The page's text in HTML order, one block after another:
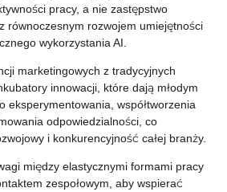
pracy, a nie zastępstwo
równoczesnym rozwojem umiejętności
wykorzystania AI.
marketingowych z tradycyjnych
innowacji, które dają młodym
eksperymentowania, współtworzenia
odpowiedzialności, co
i konkurencyjność całej branży.
między elastycznymi formami pracy
zespołowym, aby wspierać